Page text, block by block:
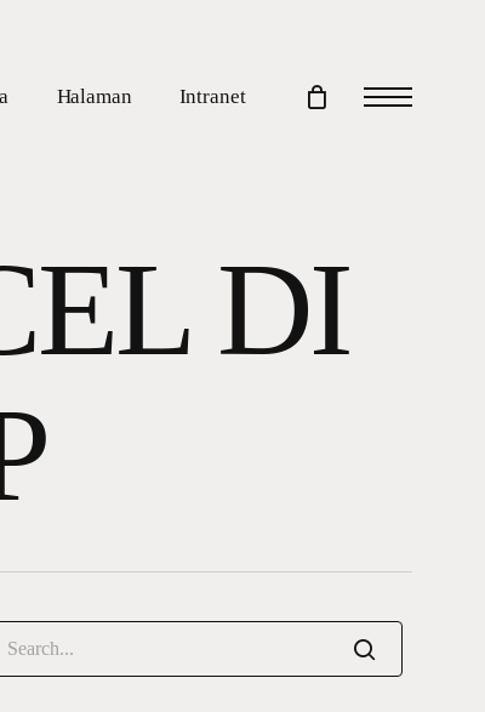
Halaman Intranet Menu
DI